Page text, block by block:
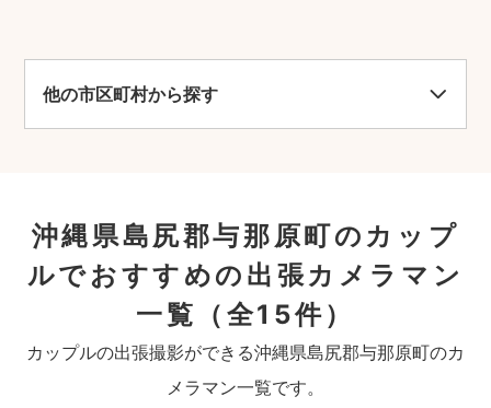
他の市区町村から探す
沖縄県島尻郡与那原町のカップ
ルでおすすめの出張カメラマン
一覧
（全15件）
カップルの出張撮影ができる沖縄県島尻郡与那原町のカ
メラマン一覧です。